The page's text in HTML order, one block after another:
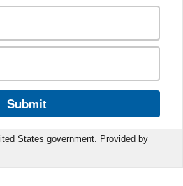
Submit
States government. Provided by